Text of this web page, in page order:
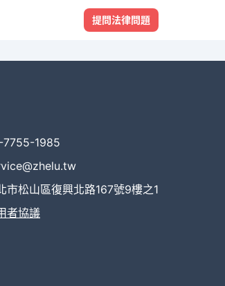
提問法律問題
7755-1985
市松山區復興北路167號9樓之1
者協議